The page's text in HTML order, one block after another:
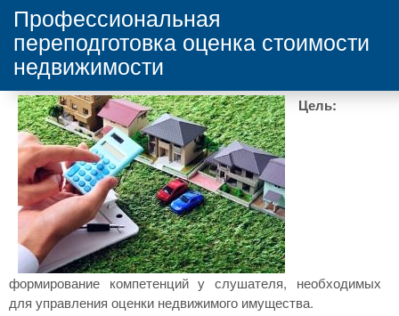
Профессиональная
переподготовка оценка стоимости
недвижимости
Цель:
формирование компетенций у слушателя, необходимых
для управления оценки недвижимого имущества.